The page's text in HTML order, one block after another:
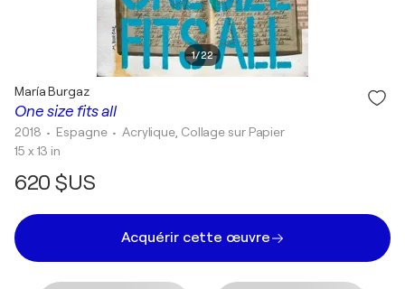
1/22
One size fits all
María Burgaz
2018 • Espagne • Acrylique, Collage sur Papier
15 x 13 in
620 $US
Acquérir cette œuvre